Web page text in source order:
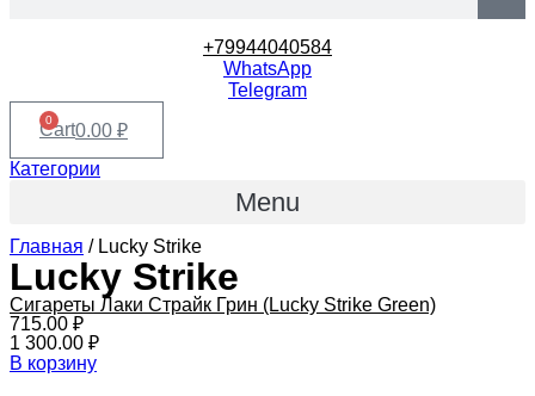
+79944040584
WhatsApp
Telegram
0.00 ₽
0
Cart
Категории
Menu
Главная / Lucky Strike
Lucky Strike
Сигареты Лаки Страйк Грин (Lucky Strike Green)
715.00 ₽
1 300.00 ₽
В корзину